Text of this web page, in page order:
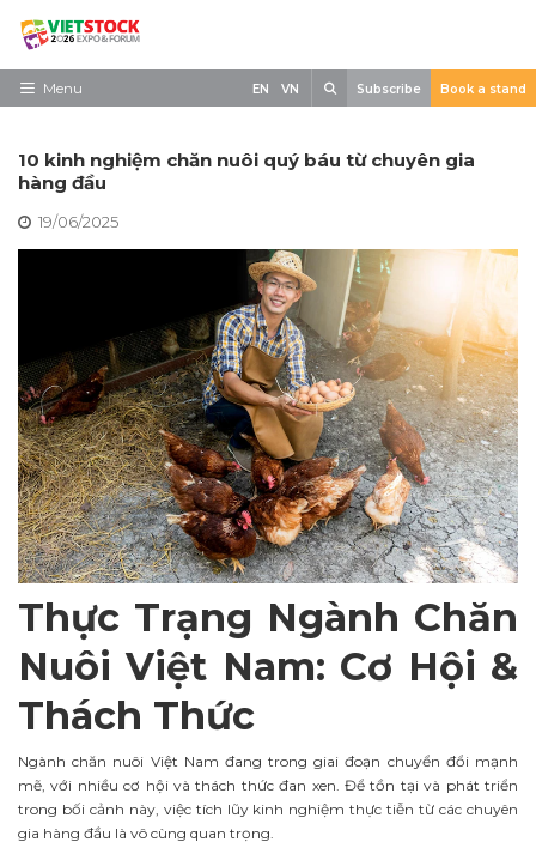
Skip
contentMenu
Về triển lãm
Trưng Bày
Liên Hệ
EN VN Subscribe Book a stand
10 kinh nghiệm chăn nuôi quý báu từ chuyên gia
hàng đầu
19/06/2025
Thực Trạng Ngành Chăn
Nuôi Việt Nam: Cơ Hội &
Thách Thức
Ngành chăn nuôi Việt Nam đang trong giai đoạn chuyển đổi mạnh
mẽ, với nhiều cơ hội và thách thức đan xen. Để tồn tại và phát triển
trong bối cảnh này, việc tích lũy kinh nghiệm thực tiễn từ các chuyên
gia hàng đầu là vô cùng quan trọng.